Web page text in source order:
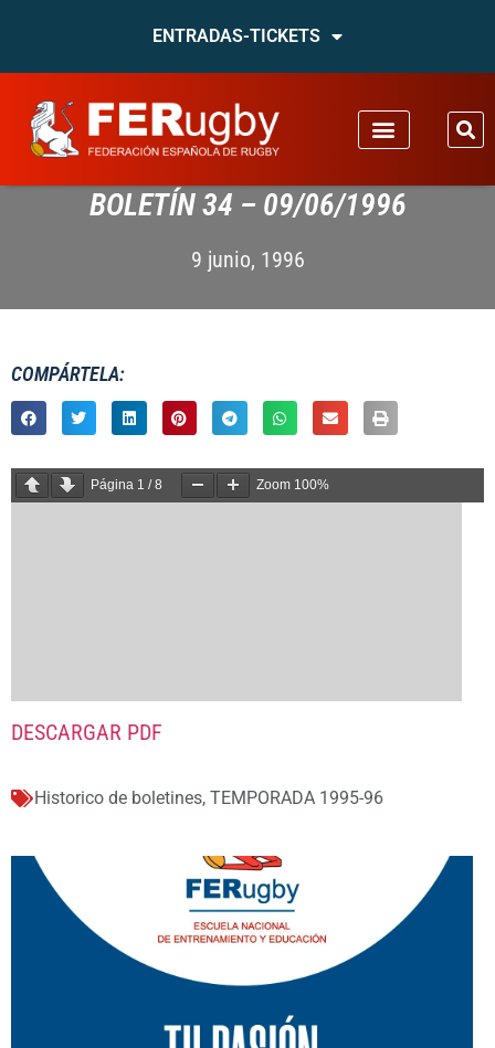
ENTRADAS-TICKETS
BOLETÍN 34 – 09/06/1996
9 junio, 1996
COMPÁRTELA:
Página 1 /8 Zoom 100%
DESCARGAR PDF
Historico de boletines, TEMPORADA 1995-96